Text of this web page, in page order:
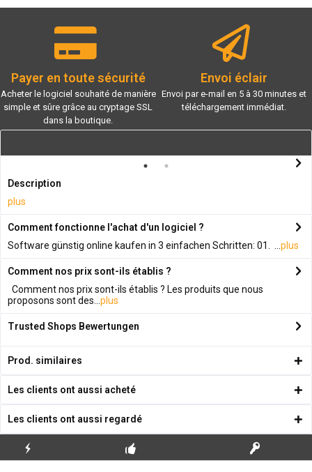
Payer en toute sécurité
Acheter le logiciel souhaité de manière
simple et sûre grâce au cryptage SSL
dans la boutique.
Envoi éclair
Envoi par e-mail en 5 à 30 minutes et
téléchargement immédiat.
Description
plus
Comment fonctionne l'achat d'un logiciel ?
Software günstig online kaufen in 3 einfachen Schritten: 01. ... plus
Comment nos prix sont-ils établis ?
Comment nos prix sont-ils établis ? Les produits que nous
proposons sont des... plus
Trusted Shops Bewertungen
Prod. similaires
Les clients ont aussi acheté
Les clients ont aussi regardé